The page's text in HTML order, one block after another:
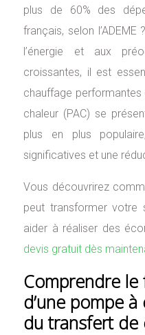
plus de 60% des
français, selon
l’énergie et aux
croissantes, il est
chauffage
chaleur (PAC) se
plus en plus
significatives et une
Vous découvrirez
peut transformer votre
aider à réaliser des
devis gratuit dès
Comprendre
d’une pompe
du transfert de